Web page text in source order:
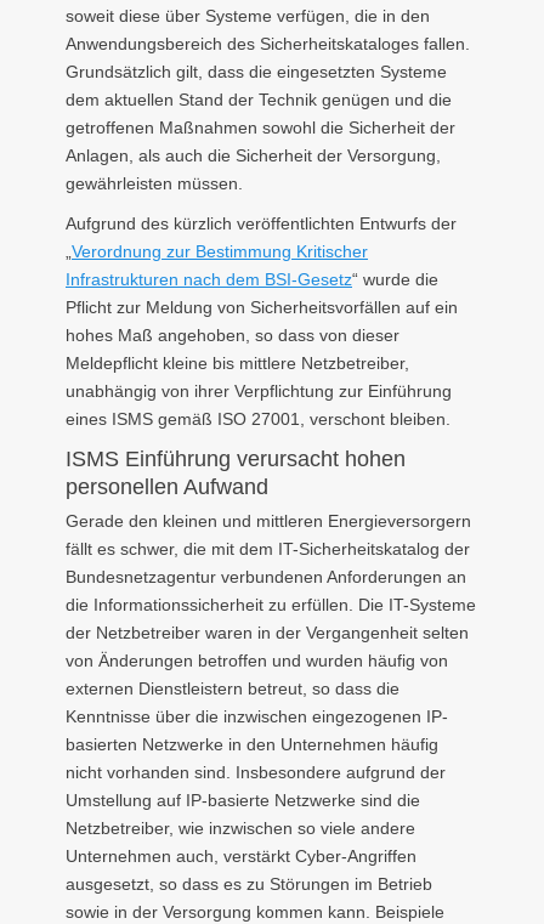
soweit diese über Systeme verfügen, die in den
Anwendungsbereich des Sicherheitskataloges fallen.
Grundsätzlich gilt, dass die eingesetzten Systeme
dem aktuellen Stand der Technik genügen und die
getroffenen Maßnahmen sowohl die Sicherheit der
Anlagen, als auch die Sicherheit der Versorgung,
gewährleisten müssen.
Aufgrund des kürzlich veröffentlichten Entwurfs der
„Verordnung zur Bestimmung Kritischer
Infrastrukturen nach dem BSI-Gesetz“ wurde die
Pflicht zur Meldung von Sicherheitsvorfällen auf ein
hohes Maß angehoben, so dass von dieser
Meldepflicht kleine bis mittlere Netzbetreiber,
unabhängig von ihrer Verpflichtung zur Einführung
eines ISMS gemäß ISO 27001, verschont bleiben.
ISMS Einführung verursacht hohen
personellen Aufwand
Gerade den kleinen und mittleren Energieversorgern
fällt es schwer, die mit dem IT-Sicherheitskatalog der
Bundesnetzagentur verbundenen Anforderungen an
die Informationssicherheit zu erfüllen. Die IT-Systeme
der Netzbetreiber waren in der Vergangenheit selten
von Änderungen betroffen und wurden häufig von
externen Dienstleistern betreut, so dass die
Kenntnisse über die inzwischen eingezogenen IP-
basierten Netzwerke in den Unternehmen häufig
nicht vorhanden sind. Insbesondere aufgrund der
Umstellung auf IP-basierte Netzwerke sind die
Netzbetreiber, wie inzwischen so viele andere
Unternehmen auch, verstärkt Cyber-Angriffen
ausgesetzt, so dass es zu Störungen im Betrieb
sowie in der Versorgung kommen kann. Beispiele